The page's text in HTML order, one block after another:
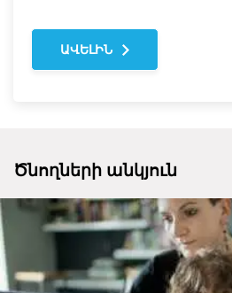
ԱՎԵԼԻՆ
Ծնողների անկյուն